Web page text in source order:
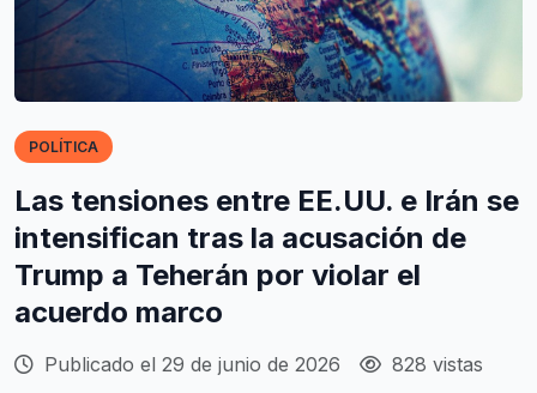
POLÍTICA
Las tensiones entre EE.UU. e Irán se
intensifican tras la acusación de
Trump a Teherán por violar el
acuerdo marco
Publicado el 29 de junio de 2026 828 vistas